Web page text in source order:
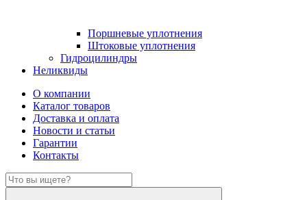
Поршневые уплотнения
Штоковые уплотнения
Гидроцилиндры
Неликвиды
О компании
Каталог товаров
Доставка и оплата
Новости и статьи
Гарантии
Контакты